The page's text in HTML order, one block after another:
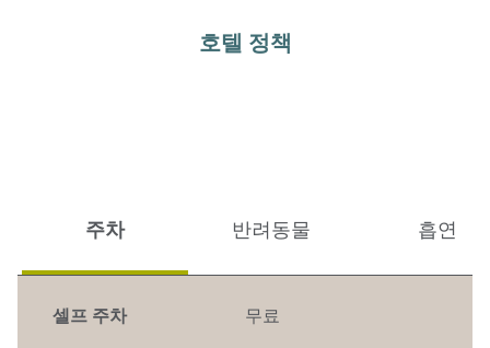
호텔 정책
주차 반려동물 흡연
셀프 주차 무료